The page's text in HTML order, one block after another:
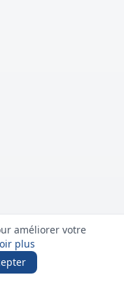
améliorer votre
plus